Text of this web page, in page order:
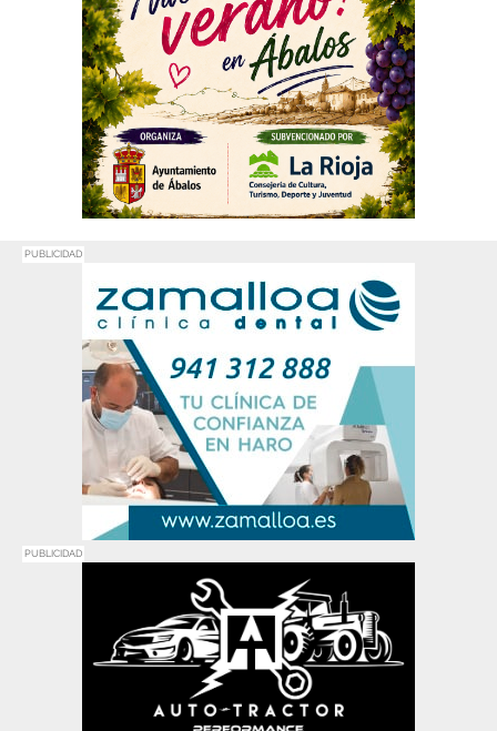
PUBLICIDAD
PUBLICIDAD